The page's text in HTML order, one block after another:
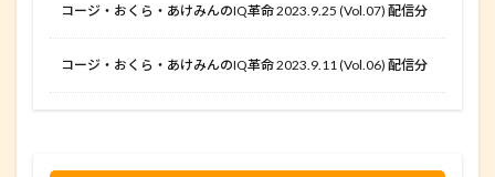
コージ・おくら・あけみんのIQ革命 2023.9.25 (Vol.07) 配信分
コージ・おくら・あけみんのIQ革命 2023.9.11 (Vol.06) 配信分